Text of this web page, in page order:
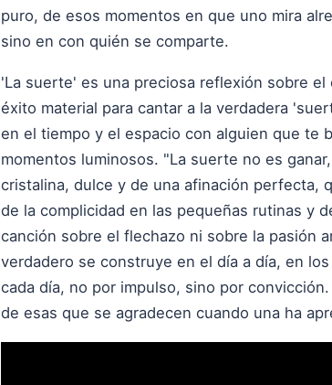
puro, de esos momentos en que uno mira
sino en con quién se comparte.
'La suerte' es una preciosa reflexión sobre
éxito material para cantar a la verdadera
en el tiempo y el espacio con alguien que te
momentos luminosos. "La suerte no es
cristalina, dulce y de una afinación perfecta,
de la complicidad en las pequeñas rutinas y
canción sobre el flechazo ni sobre la pasión
verdadero se construye en el día a día, en
cada día, no por impulso, sino por
de esas que se agradecen cuando una ha